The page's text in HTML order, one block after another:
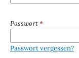
Passwort*
Passwort vergessen?